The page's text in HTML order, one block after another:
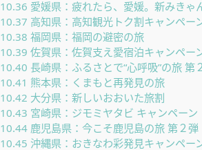
10.36 愛媛県：疲れたら、愛媛。新みきゃ
10.37 高知県：高知観光トク割キャンペー
10.38 福岡県：福岡の避密の旅
10.39 佐賀県：佐賀支え愛宿泊キャンペー
10.40 長崎県：ふるさとで“心呼吸”の旅 第
10.41 熊本県：くまもと再発見の旅
10.42 大分県：新しいおおいた旅割
10.43 宮崎県：ジモミヤタビ キャンペーン
10.44鹿児島県：今こそ鹿児島の旅 第２弾
10.45 沖縄県：おきなわ彩発見キャンペー